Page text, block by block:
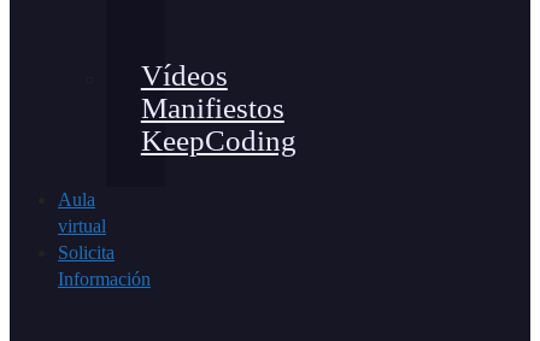
Vídeos
Manifiestos
KeepCoding
Aula
virtual
Solicita
Información